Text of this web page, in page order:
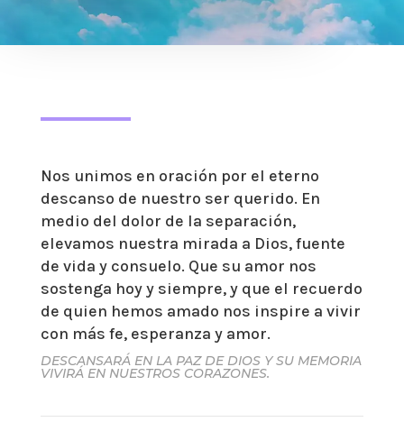
Nos unimos en oración por el eterno
descanso de nuestro ser querido. En
medio del dolor de la separación,
elevamos nuestra mirada a Dios, fuente
de vida y consuelo. Que su amor nos
sostenga hoy y siempre, y que el recuerdo
de quien hemos amado nos inspire a vivir
con más fe, esperanza y amor.
DESCANSARÁ EN LA PAZ DE DIOS Y SU MEMORIA
VIVIRÁ EN NUESTROS CORAZONES.